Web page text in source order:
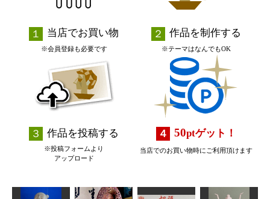
当店でお買い物
※会員登録も必要です
作品を制作する
※テーマはなんでもOK
作品を投稿する
※投稿フォームより
アップロード
50ptゲット！
当店でのお買い物時にご利用頂けます